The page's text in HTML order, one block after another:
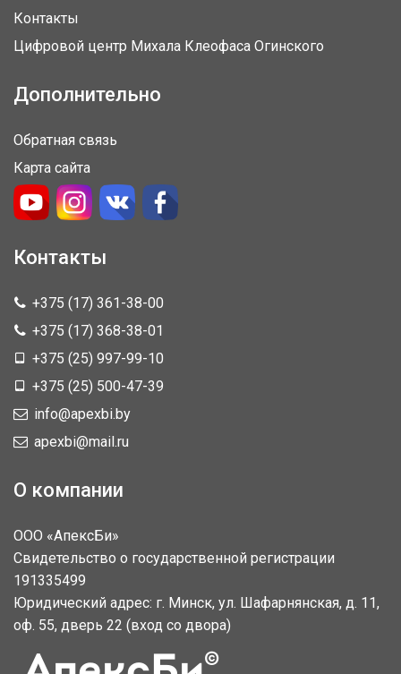
Контакты
Цифровой центр Михала Клеофаса Огинского
Дополнительно
Обратная связь
Карта сайта
Контакты
+375 (17) 361-38-00
+375 (17) 368-38-01
+375 (25) 997-99-10
+375 (25) 500-47-39
info@apexbi.by
apexbi@mail.ru
О компании
ООО «АпексБи»
Свидетельство о государственной регистрации
191335499
Юридический адрес: г. Минск, ул. Шафарнянская, д. 11,
оф. 55, дверь 22 (вход со двора)